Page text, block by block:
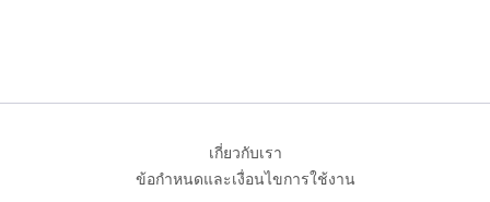
เกี่ยวกับเรา
ข้อกำหนดและเงื่อนไขการใช้งาน